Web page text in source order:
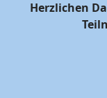
Herzlichen